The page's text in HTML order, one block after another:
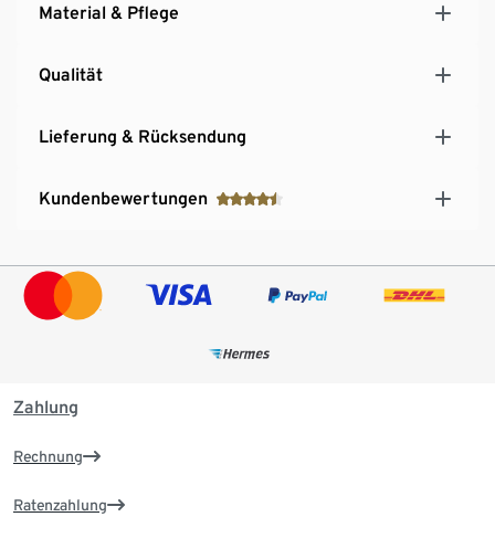
Material & Pflege
Qualität
Lieferung & Rücksendung
Kundenbewertungen
Zahlung
Rechnung
Ratenzahlung